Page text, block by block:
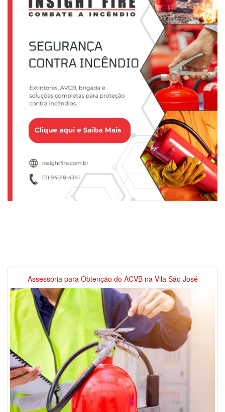
Assessoria para Obtenção do ACVB na Vila São José